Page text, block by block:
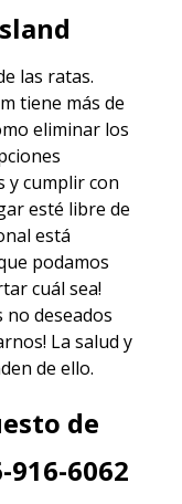
las ratas.
tiene más de
eliminar los
y cumplir con
esté libre de
está
podamos
cuál sea!
no deseados
La salud y
de ello.
de
6062